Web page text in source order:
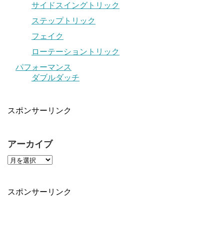
サイドスイングトリック
ステップトリック
フェイク
ローテーショントリック
パフォーマンス
ダブルダッチ
スポンサーリンク
アーカイブ
スポンサーリンク